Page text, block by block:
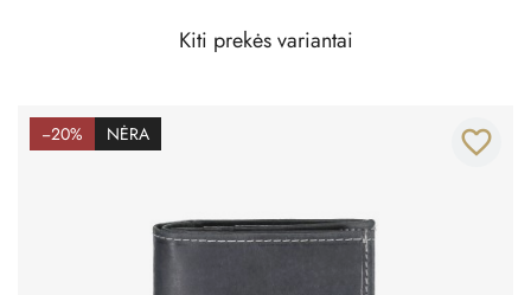
Kiti prekės variantai
−20% NĖRA favorite_border